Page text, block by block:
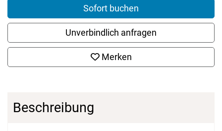
Sofort buchen
Unverbindlich anfragen
Merken
Beschreibung